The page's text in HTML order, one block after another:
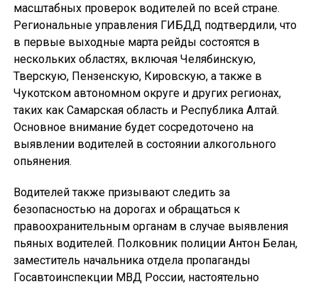
масштабных проверок водителей по всей стране.
Региональные управления ГИБДД подтвердили, что
в первые выходные марта рейды состоятся в
нескольких областях, включая Челябинскую,
Тверскую, Пензенскую, Кировскую, а также в
Чукотском автономном округе и других регионах,
таких как Самарская область и Республика Алтай.
Основное внимание будет сосредоточено на
выявлении водителей в состоянии алкогольного
опьянения.
Водителей также призывают следить за
безопасностью на дорогах и обращаться к
правоохранительным органам в случае выявления
пьяных водителей. Полковник полиции Антон Белан,
заместитель начальника отдела пропаганды
Госавтоинспекции МВД России, настоятельно